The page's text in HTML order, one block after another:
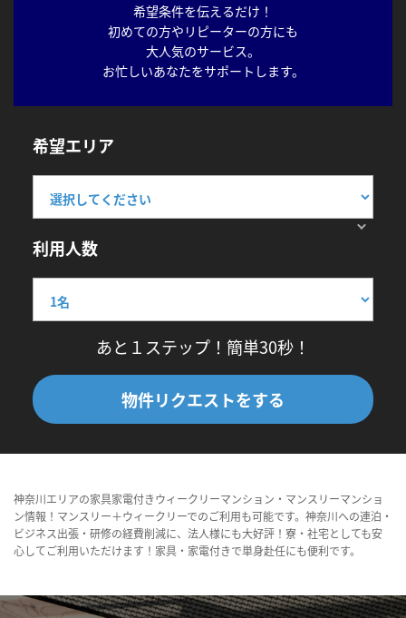
希望条件を伝えるだけ！
初めての方やリピーターの方にも
大人気のサービス。
お忙しいあなたをサポートします。
希望エリア
利用人数
あと１ステップ！簡単30秒！
物件リクエストをする
神奈川エリアの家具家電付きウィークリーマンション・マンスリーマンショ
ン情報！マンスリー＋ウィークリーでのご利用も可能です。神奈川への連泊・
ビジネス出張・研修の経費削減に、法人様にも大好評！寮・社宅としても安
心してご利用いただけます！家具・家電付きで単身赴任にも便利です。